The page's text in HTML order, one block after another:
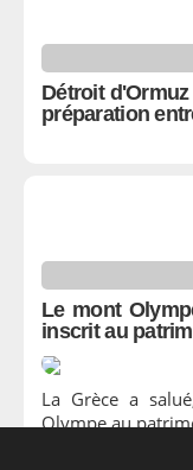
Détroit
préparation
Le mont
inscrit au
La Grèce a
Olympe au
sommet du